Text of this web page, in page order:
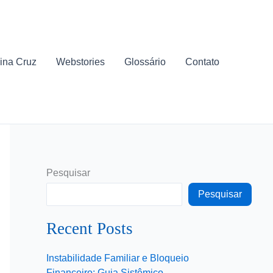
Cruz Webstories Glossário Contato
Pesquisar
Pesquisar
Recent Posts
Instabilidade Familiar e Bloqueio